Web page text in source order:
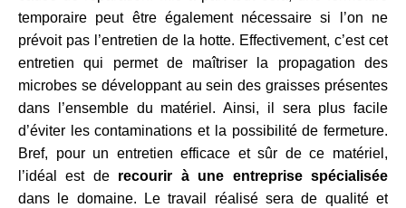
temporaire peut être également nécessaire si l’on ne
prévoit pas l’entretien de la hotte. Effectivement, c’est cet
entretien qui permet de maîtriser la propagation des
microbes se développant au sein des graisses présentes
dans l’ensemble du matériel. Ainsi, il sera plus facile
d’éviter les contaminations et la possibilité de fermeture.
Bref, pour un entretien efficace et sûr de ce matériel,
l’idéal est de recourir à une entreprise spécialisée
dans le domaine. Le travail réalisé sera de qualité et